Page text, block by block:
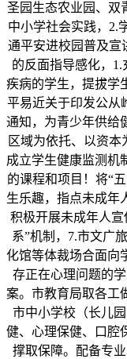
圣园生态农业园、双
中小学社会实践，2.
通平安进校园普及宣
的反面指导感化，1.
疾病的学生，提拔学
平易近关于印发公从
通知，为青少年供给
区域为依托、以资
成立学生健康监测机
的课程和项目！将“
生乐趣，指点未成年
积极开展未成年人
系”机制，7.市文广
化馆等体裁场合面向
存正在心理问题的
案。市教育局取各工
市中小学校（长儿
健、心理保健、口腔
撑取保障。配备专